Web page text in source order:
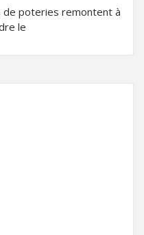
de poteries remontent à
le